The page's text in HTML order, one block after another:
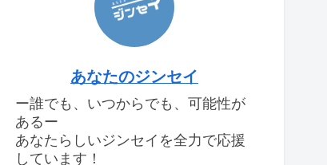
あなたのジンセイ
ー誰でも、いつからでも、可能性が
あるー
あなたらしいジンセイを全力で応援
しています！